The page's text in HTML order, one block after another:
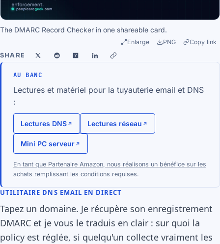
The DMARC Record Checker in one shareable card.
Enlarge PNG Copy link
SHARE
AU BANC
Lectures et matériel pour la tuyauterie email et DNS
:
Lectures DNS Lectures réseau
Mini PC serveur
En tant que Partenaire Amazon, nous réalisons un bénéfice sur les
achats remplissant les conditions requises.
UTILITAIRE DNS EMAIL EN DIRECT
Tapez un domaine. Je récupère son enregistrement
DMARC et je vous le traduis en clair : sur quoi la
policy est réglée, si quelqu'un collecte vraiment les